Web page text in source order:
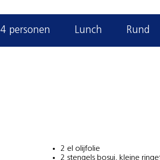
4 personen Lunch Rund
2 el olijfolie
2 stengels bosui, kleine